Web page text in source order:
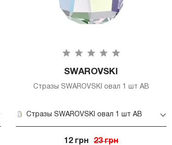
SWAROVSKI
Стразы SWAROVSKI овал 1 шт AB
Стразы SWAROVSKI овал 1 шт AB
12 грн 23 грн